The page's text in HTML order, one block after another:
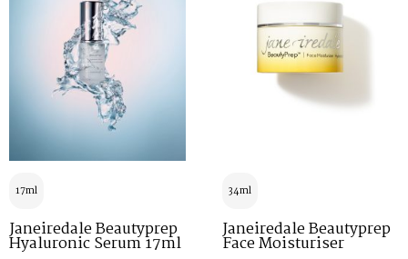
17ml
Janeiredale Beautyprep
Hyaluronic Serum 17ml
34ml
Janeiredale Beautyprep
Face Moisturiser